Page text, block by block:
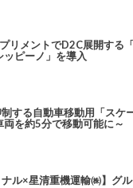
リメントでD2C展開する
ッピーノ」を導入
する自動車移動用「スケ
を約5分で移動可能に～
ナル×星清重機運輸㈱】グ